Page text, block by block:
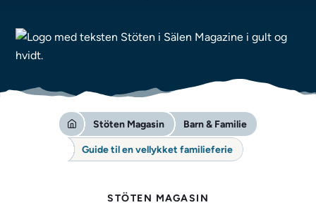
Stöten Magasin Barn & Familie
Guide til en vellykket familieferie
STÖTEN MAGASIN